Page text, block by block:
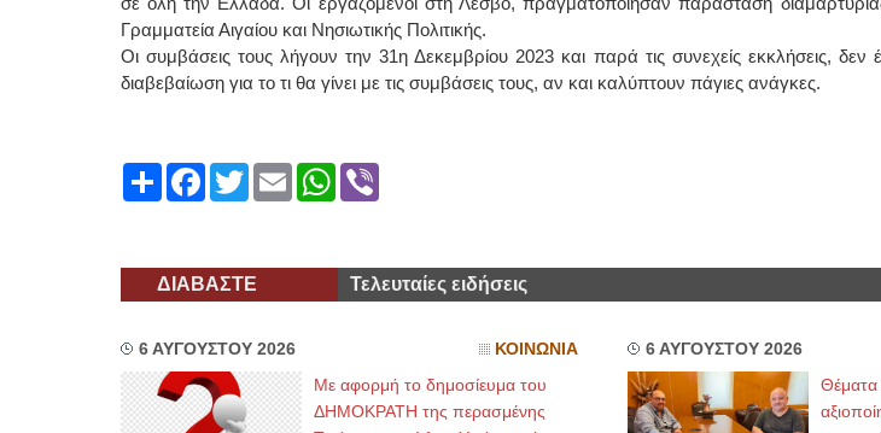
Γραμματεία Αιγαίου και Νησιωτικής Πολιτικής.
Οι συμβάσεις τους λήγουν την 31η Δεκεμβρίου 2023 και παρά τις συνεχείς εκκλήσεις, δεν
διαβεβαίωση για το τι θα γίνει με τις συμβάσεις τους, αν και καλύπτουν πάγιες ανάγκες.
ShareFacebook
TwitterEmailWhatsApp
Viber
ΔΙΑΒΑΣΤΕ Τελευταίες ειδήσεις
6 ΑΥΓΟΥΣΤΟΥ 2026 ΚΟΙΝΩΝΙΑ
Με αφορμή το δημοσίευμα του
ΔΗΜΟΚΡΑΤΗ της περασμένης
6 ΑΥΓΟΥΣΤΟΥ 2026
ΙΩΑΝΝΗΣ Α.
Χειρουργός